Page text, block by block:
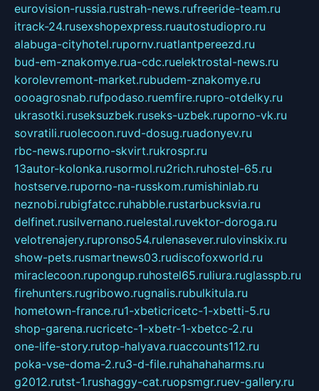
eurovision-russia.rustrah-news.rufreeride-team.ru
itrack-24.rusexshopexpress.ruautostudiopro.ru
alabuga-cityhotel.rupornv.ruatlantpereezd.ru
bud-em-znakomye.rua-cdc.ruelektrostal-news.ru
korolevremont-market.rubudem-znakomye.ru
oooagrosnab.rufpodaso.ruemfire.rupro-otdelky.ru
ukrasotki.ruseksuzbek.ruseks-uzbek.ruporno-vk.ru
sovratili.ruolecoon.ruvd-dosug.ruadonyev.ru
rbc-news.ruporno-skvirt.rukrospr.ru
13autor-kolonka.rusormol.ru2rich.ruhostel-65.ru
hostserve.ruporno-na-russkom.rumishinlab.ru
neznobi.rubigfatcc.ruhabble.rustarbucksvia.ru
delfinet.rusilvernano.ruelestal.ruvektor-doroga.ru
velotrenajery.rupronso54.rulenasever.rulovinskix.ru
show-pets.rusmartnews03.rudiscofoxworld.ru
miraclecoon.rupongup.ruhostel65.ruliura.ruglasspb.ru
firehunters.rugribowo.rugnalis.rubulkitula.ru
hometown-france.ru1-xbeticricetc-1-xbetti-5.ru
shop-garena.rucricetc-1-xbetr-1-xbetcc-2.ru
one-life-story.rutop-halyava.ruaccounts112.ru
poka-vse-doma-2.ru3-d-file.ruhahahaharms.ru
g2012.rutst-1.rushaggy-cat.ruopsmgr.ruev-gallery.ru